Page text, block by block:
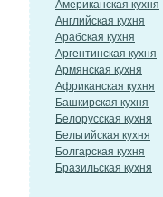
Американская кухня
Английская кухня
Арабская кухня
Аргентинская кухня
Армянская кухня
Африканская кухня
Башкирская кухня
Белорусская кухня
Бельгийская кухня
Болгарская кухня
Бразильская кухня